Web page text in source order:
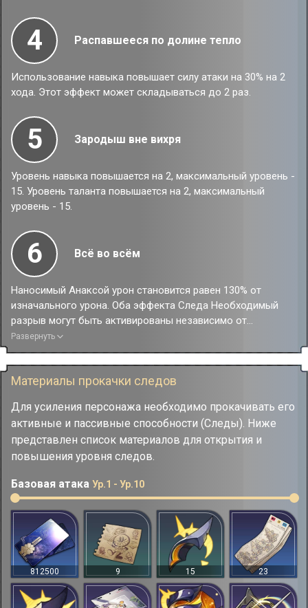
4 Распавшееся по долине тепло
Использование навыка повышает силу атаки на 30% на 2
хода. Этот эффект может складываться до 2 раз.
5 Зародыш вне вихря
Уровень навыка повышается на 2, максимальный уровень -
15. Уровень таланта повышается на 2, максимальный
уровень - 15.
6 Всё во всём
Наносимый Анаксой урон становится равен 130% от
изначального урона. Оба эффекта Следа Необходимый
разрыв могут быть активированы независимо от
количества персонажей Пути Эрудиции в отряде.
Развернуть
Материалы прокачки следов
Для усиления персонажа необходимо прокачивать его
активные и пассивные способности (Следы). Ниже
представлен список материалов для открытия и
повышения уровня следов.
Базовая атака Ур.1 - Ур.10
812500 9 15 23